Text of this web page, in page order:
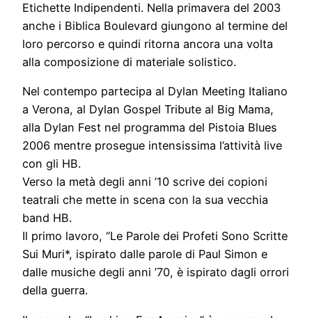
Etichette Indipendenti. Nella primavera del 2003
anche i Biblica Boulevard giungono al termine del
loro percorso e quindi ritorna ancora una volta
alla composizione di materiale solistico.
Nel contempo partecipa al Dylan Meeting Italiano
a Verona, al Dylan Gospel Tribute al Big Mama,
alla Dylan Fest nel programma del Pistoia Blues
2006 mentre prosegue intensissima l’attività live
con gli HB.
Verso la metà degli anni ’10 scrive dei copioni
teatrali che mette in scena con la sua vecchia
band HB.
Il primo lavoro, “Le Parole dei Profeti Sono Scritte
Sui Muri*, ispirato dalle parole di Paul Simon e
dalle musiche degli anni ’70, è ispirato dagli orrori
della guerra.